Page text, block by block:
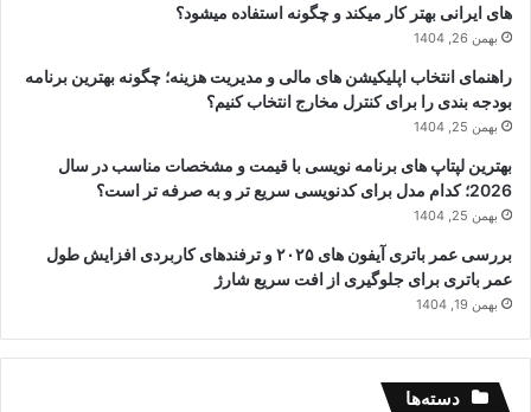
های ایرانی بهتر کار میکند و چگونه استفاده میشود؟
بهمن 26, 1404
راهنمای انتخاب اپلیکیشن های مالی و مدیریت هزینه؛ چگونه بهترین برنامه
بودجه بندی را برای کنترل مخارج انتخاب کنیم؟
بهمن 25, 1404
بهترین لپتاپ های برنامه نویسی با قیمت و مشخصات مناسب در سال
2026؛ کدام مدل برای کدنویسی سریع تر و به صرفه تر است؟
بهمن 25, 1404
بررسی عمر باتری آیفون های ۲۰۲۵ و ترفندهای کاربردی افزایش طول
عمر باتری برای جلوگیری از افت سریع شارژ
بهمن 19, 1404
دسته‌ها